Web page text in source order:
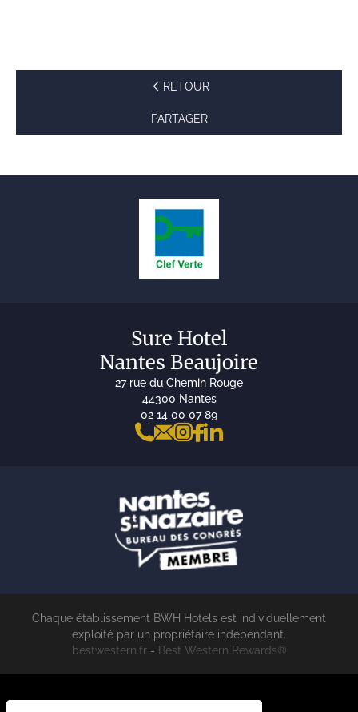
RETOUR
PARTAGER
Sure Hotel
Nantes Beaujoire
27 rue du Chemin Rouge
44300 Nantes
02 14 00 07 89
Chaque établissement BWH Hotels est individuellement
exploité par un propriétaire indépendant.
bestwestern.fr- Best Western Rewards®